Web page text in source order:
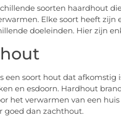
soorten haardhout
Elke soort heeft
doeleinden. Hier zijn
een soort hout dat afkomstig
en esdoorn. Hardhout
het verwarmen van een
goed dan zachthout.